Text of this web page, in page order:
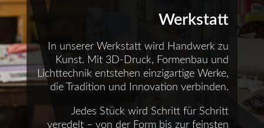
Werkstatt
In unserer Werkstatt wird Handwerk zu
Kunst. Mit 3D-Druck, Formenbau und
Lichttechnik entstehen einzigartige Werke,
die Tradition und Innovation verbinden.
Jedes Stück wird Schritt für Schritt
veredelt – von der Form bis zur feinsten